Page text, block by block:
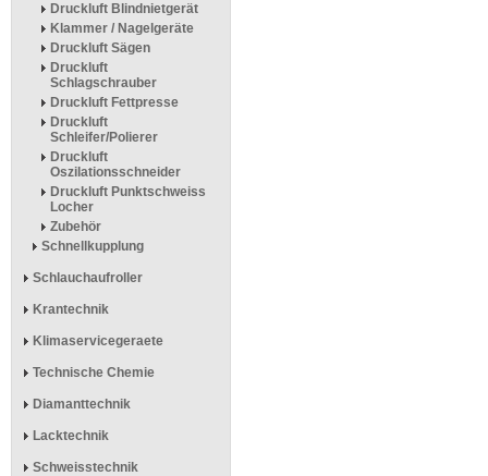
Druckluft Blindnietgerät
Klammer / Nagelgeräte
Druckluft Sägen
Druckluft
Schlagschrauber
Druckluft Fettpresse
Druckluft
Schleifer/Polierer
Druckluft
Oszilationsschneider
Druckluft Punktschweiss
Locher
Zubehör
Schnellkupplung
Schlauchaufroller
Krantechnik
Klimaservicegeraete
Technische Chemie
Diamanttechnik
Lacktechnik
Schweisstechnik